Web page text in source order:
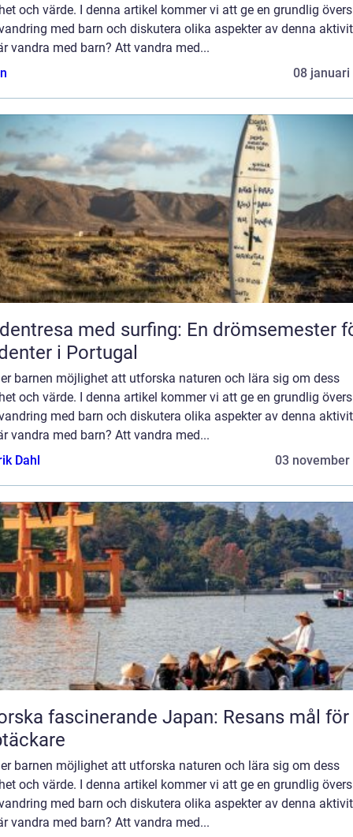
och värde. I denna artikel kommer vi att ge en grundlig
med barn och diskutera olika aspekter av denna
vandra med barn? Att vandra med...
08 januari
med surfing: En drömsemester
i Portugal
barnen möjlighet att utforska naturen och lära sig om dess
och värde. I denna artikel kommer vi att ge en grundlig
med barn och diskutera olika aspekter av denna
vandra med barn? Att vandra med...
Dahl
03 november
fascinerande Japan: Resans mål för
barnen möjlighet att utforska naturen och lära sig om dess
och värde. I denna artikel kommer vi att ge en grundlig
med barn och diskutera olika aspekter av denna
vandra med barn? Att vandra med...